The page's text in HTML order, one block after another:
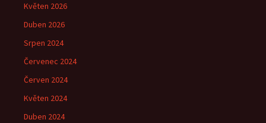
Květen 2026
Duben 2026
Srpen 2024
Červenec 2024
Červen 2024
Květen 2024
Duben 2024